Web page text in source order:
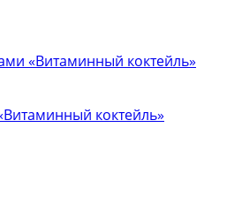
коктейль»